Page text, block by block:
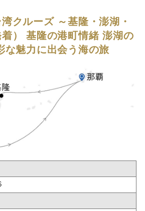
クルーズ ～基隆・澎湖・
） 基隆の港町情緒 澎湖の
な魅力に出会う海の旅